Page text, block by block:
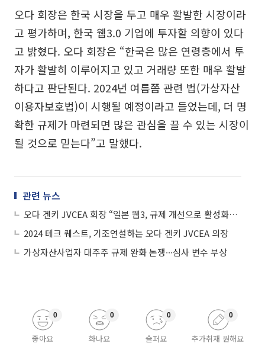
오다 회장은 한국 시장을 두고 매우 활발한 시장이라
고 평가하며, 한국 웹3.0 기업에 투자할 의향이 있다
고 밝혔다. 오다 회장은 “한국은 많은 연령층에서 투
자가 활발히 이루어지고 있고 거래량 또한 매우 활발
하다고 판단된다. 2024년 여름쯤 관련 법(가상자산
이용자보호법)이 시행될 예정이라고 들었는데, 더 명
확한 규제가 마련되면 많은 관심을 끌 수 있는 시장이
될 것으로 믿는다”고 말했다.
관련 뉴스
오다 겐키 JVCEA 회장 “일본 웹3, 규제 개선으로 활성화…잠재력 높다”
2024 테크 퀘스트, 기조연설하는 오다 겐키 JVCEA 의장
가상자산사업자 대주주 규제 완화 논쟁∙∙∙심사 변수 부상
좋아요
0
화나요
0
슬퍼요
0
추가취재 원해요
0